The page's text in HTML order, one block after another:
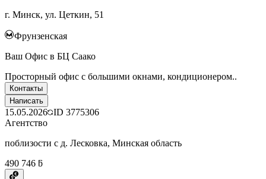
г. Минск, ул. Цеткин, 51
Фрунзенская
Ваш Офис в БЦ Саако
Просторный офис с большими окнами, кондиционером..
Контакты
Написать
15.05.2026 ID 3775306
Агентство
поблизости с д. Лесковка, Минская область
490 746 ƃ